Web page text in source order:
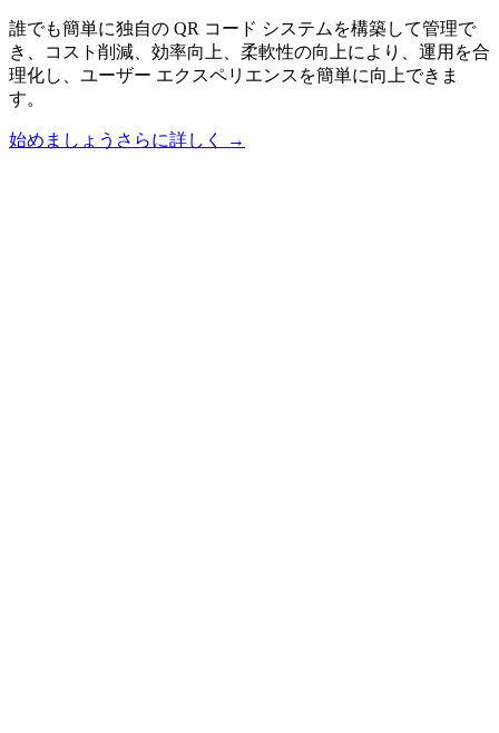
誰でも簡単に独自の QR コード システムを構築して管理で
き、コスト削減、効率向上、柔軟性の向上により、運用を合
理化し、ユーザー エクスペリエンスを簡単に向上できま
す。
始めましょう さらに詳しく →